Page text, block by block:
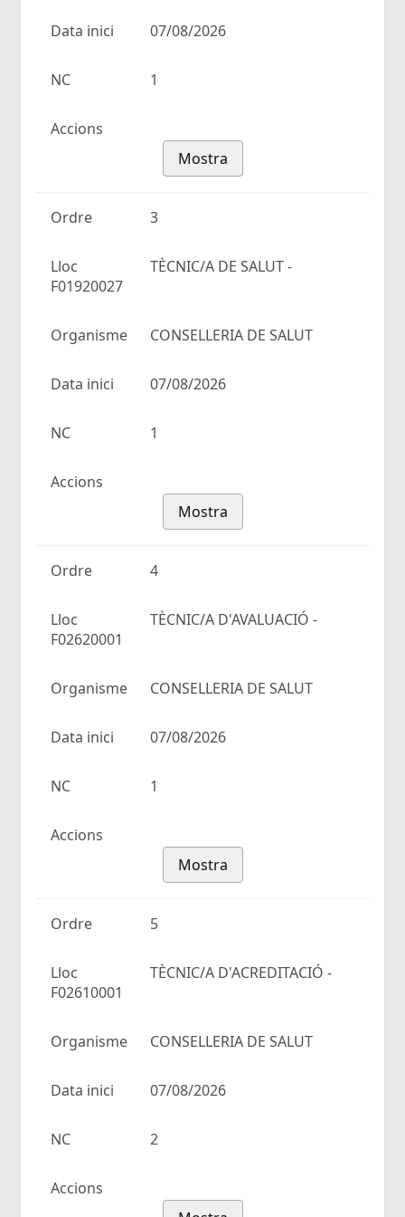
Data inici 07/08/2026
NC 1
Accions
Mostra
Ordre 3
Lloc
TÈCNIC/A DE SALUT -
F01920027
Organisme CONSELLERIA DE SALUT
Data inici 07/08/2026
NC 1
Accions
Mostra
Ordre 4
Lloc
TÈCNIC/A D'AVALUACIÓ -
F02620001
Organisme CONSELLERIA DE SALUT
Data inici 07/08/2026
NC 1
Accions
Mostra
Ordre 5
Lloc
TÈCNIC/A D'ACREDITACIÓ -
F02610001
Organisme CONSELLERIA DE SALUT
Data inici 07/08/2026
NC 2
Accions